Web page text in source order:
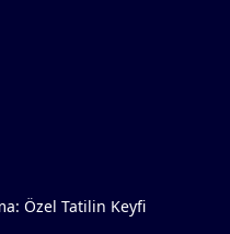
Özel Tatilin Keyfi